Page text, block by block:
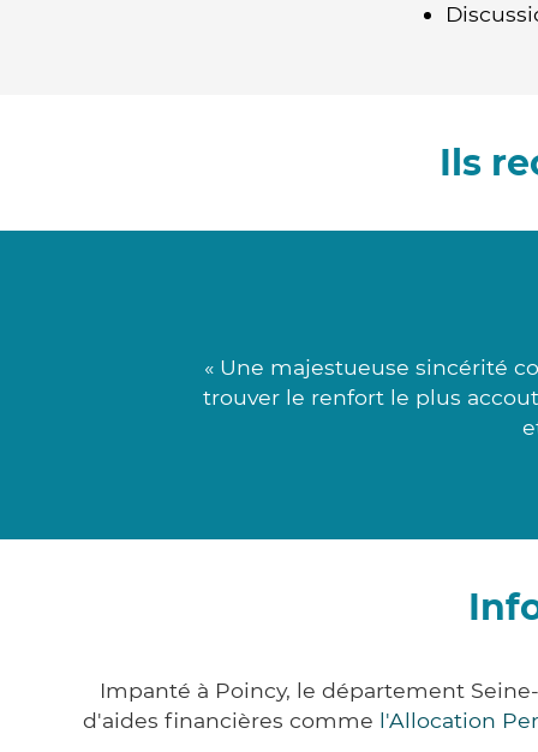
Ils
« Une majestueuse sincérité
trouver le renfort le plus
Impanté à Poincy, le département
d'aides financières comme l'Allocation